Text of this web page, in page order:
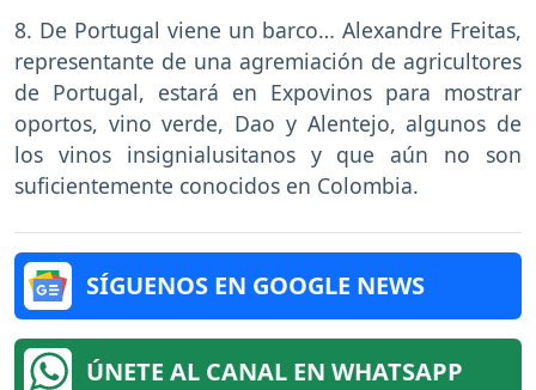
8. De Portugal viene un barco… Alexandre Freitas,
representante de una agremiación de agricultores
de Portugal, estará en Expovinos para mostrar
oportos, vino verde, Dao y Alentejo, algunos de
los vinos insignialusitanos y que aún no son
suficientemente conocidos en Colombia.
SÍGUENOS EN GOOGLE NEWS
ÚNETE AL CANAL EN WHATSAPP